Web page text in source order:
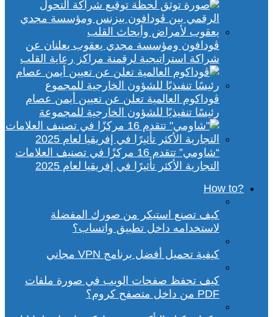
ڤودافون ومؤسسة مجدي يعقوب يعلنان عن
شراكة استراتيجية لرقمنة مراكز رعاية القلب
ڤوداكوم العالمية تعلن عن تعيين أيمن عصام
رئيسًا تنفيذيًا للشؤون الخارجية للمجموعة
“شاومي” تتقدم 16 مركزًا في تصنيف العلامات
التجارية الأكثر تأثيرًا في إفريقيا لعام 2025
?How to
كيف تصنع استيكر من صورك المفضلة
لاستخدامه داخل تطبيق واتساب؟
كيفية تحميل أفضل برنامج VPN مجاني
كيف تحفظ صفحات الويب في صورة ملفات
PDF من داخل متصفح كروم؟